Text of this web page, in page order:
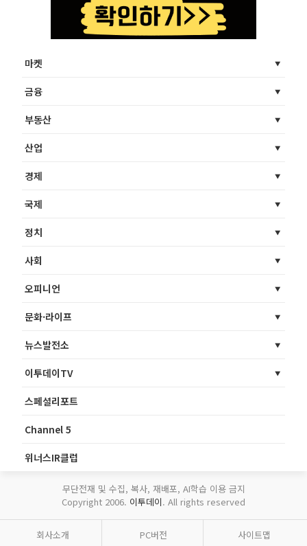
마켓
금융
부동산
산업
경제
국제
정치
사회
오피니언
문화·라이프
뉴스발전소
이투데이TV
스페셜리포트
Channel 5
위너스IR클럽
무단전재 및 수집, 복사, 재배포, AI학습 이용 금지
Copyright 2006. 이투데이. All rights reserved
회사소개 PC버전 사이트맵